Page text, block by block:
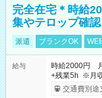
完全在宅＊時給
集やテロップ確認
派遣 ブランクOK
給与
時給2000円
+残業5h ※月
取りサービス
交通費別途